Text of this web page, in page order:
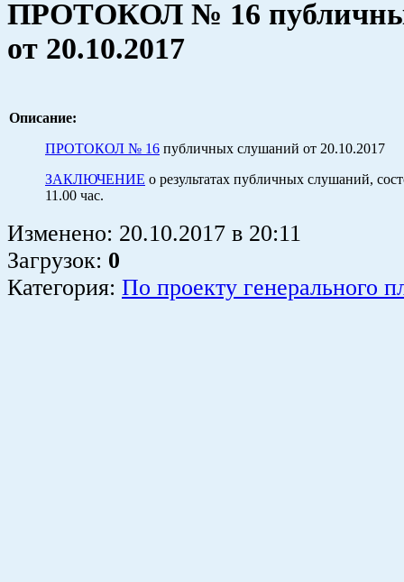
ПРОТОКОЛ № 16
от 20.10.2017
Описание:
ПРОТОКОЛ № 16 публичных слушаний от 20.10.2017
ЗАКЛЮЧЕНИЕ о результатах публичных слушаний,
11.00 час.
Изменено: 20.10.2017 в 20:11
Загрузок: 0
Категория: По проекту генерального